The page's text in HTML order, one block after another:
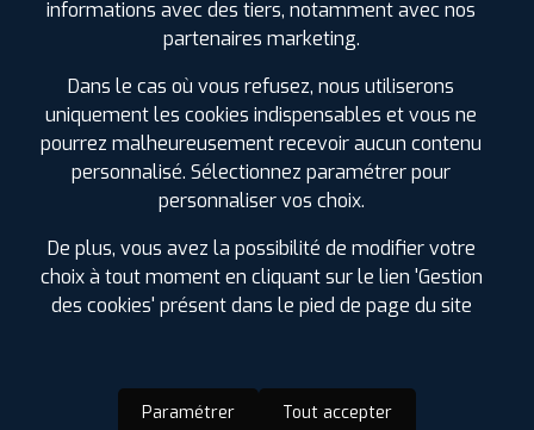
informations avec des tiers, notamment avec nos
partenaires marketing.
Dans le cas où vous refusez, nous utiliserons
uniquement les cookies indispensables et vous ne
pourrez malheureusement recevoir aucun contenu
personnalisé. Sélectionnez paramétrer pour
personnaliser vos choix.
De plus, vous avez la possibilité de modifier votre
choix à tout moment en cliquant sur le lien 'Gestion
des cookies' présent dans le pied de page du site
Paramétrer Tout accepter